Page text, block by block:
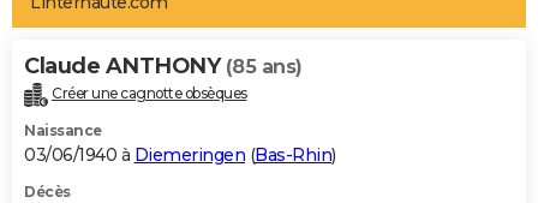
Art de vivre
Bien-être
Loisirs
Mode
Modes de vie
Alimentation
Guide de la santé
Maladies
Médicaments
Sommeil
VOYAGE
Destinations
City break
Voyage nature
Voyage de noces
Forum
Climat
+PHOTO
GUIDES D'ACHAT
Claude ANTHONY (85 ans)
Créer une cagnotte obsèques
Naissance
03/06/1940 à Diemeringen (Bas-Rhin)
Décès